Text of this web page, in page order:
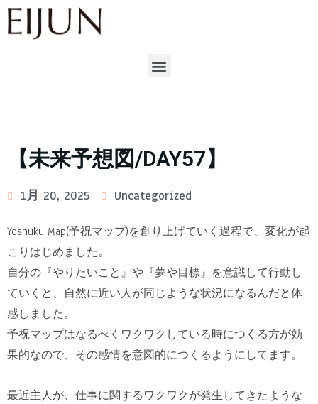
【未来予想図/DAY57】
1月 20, 2025 Uncategorized
Yoshuku Map(予祝マップ)を創り上げていく過程で、変化が起
こりはじめました。
自分の『やりたいこと』や『夢や目標』を意識して行動し
ていくと、自然に近い人が同じような状況になるんだと体
感しました。
予祝マップはなるべくワクワクしている時につくる方が効
果的なので、その感情を意図的につくるようにしてます。
最近主人が、仕事に関するワクワクが発生してきたような